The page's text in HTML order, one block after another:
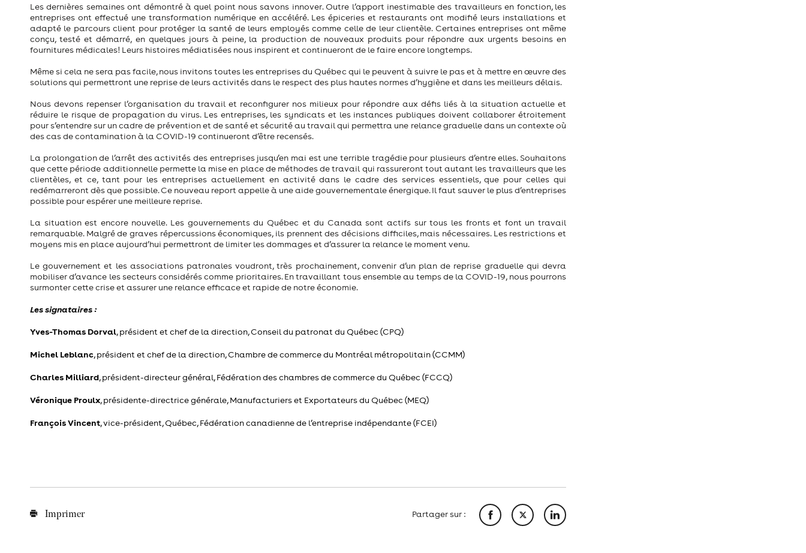
Les dernières semaines ont démontré à quel point nous savons innover. Outre l’apport inestimable des travailleurs en fonction, les
entreprises ont effectué une transformation numérique en accéléré. Les épiceries et restaurants ont modifié leurs installations et
adapté le parcours client pour protéger la santé de leurs employés comme celle de leur clientèle. Certaines entreprises ont même
conçu, testé et démarré, en quelques jours à peine, la production de nouveaux produits pour répondre aux urgents besoins en
fournitures médicales! Leurs histoires médiatisées nous inspirent et continueront de le faire encore longtemps.
Même si cela ne sera pas facile, nous invitons toutes les entreprises du Québec qui le peuvent à suivre le pas et à mettre en œuvre des
solutions qui permettront une reprise de leurs activités dans le respect des plus hautes normes d’hygiène et dans les meilleurs délais.
Nous devons repenser l’organisation du travail et reconfigurer nos milieux pour répondre aux défis liés à la situation actuelle et
réduire le risque de propagation du virus. Les entreprises, les syndicats et les instances publiques doivent collaborer étroitement
pour s’entendre sur un cadre de prévention et de santé et sécurité au travail qui permettra une relance graduelle dans un contexte où
des cas de contamination à la COVID-19 continueront d’être recensés.
La prolongation de l’arrêt des activités des entreprises jusqu’en mai est une terrible tragédie pour plusieurs d’entre elles. Souhaitons
que cette période additionnelle permette la mise en place de méthodes de travail qui rassureront tout autant les travailleurs que les
clientèles, et ce, tant pour les entreprises actuellement en activité dans le cadre des services essentiels, que pour celles qui
redémarreront dès que possible.Ce nouveau report appelle à une aide gouvernementale énergique. Il faut sauver le plus d’entreprises
possible pour espérer une meilleure reprise.
La situation est encore nouvelle. Les gouvernements du Québec et du Canada sont actifs sur tous les fronts et font un travail
remarquable. Malgré de graves répercussions économiques, ils prennent des décisions difficiles, mais nécessaires. Les restrictions et
moyens mis en place aujourd’hui permettront de limiter les dommages et d’assurer la relance le moment venu.
Le gouvernement et les associations patronales voudront, très prochainement, convenir d’un plan de reprise graduelle qui devra
mobiliser d’avance les secteurs considérés comme prioritaires. En travaillant tous ensemble au temps de la COVID-19, nous pourrons
surmonter cette crise et assurer une relance efficace et rapide de notre économie.
Les signataires :
Yves-Thomas Dorval, président et chef de la direction, Conseil du patronat du Québec (CPQ)
Michel Leblanc, président et chef de la direction, Chambre de commerce du Montréal métropolitain (CCMM)
Charles Milliard, président-directeur général, Fédération des chambres de commerce du Québec (FCCQ)
Véronique Proulx, présidente-directrice générale, Manufacturiers et Exportateurs du Québec (MEQ)
François Vincent, vice-président, Québec, Fédération canadienne de l’entreprise indépendante (FCEI)
Imprimer Partager sur :